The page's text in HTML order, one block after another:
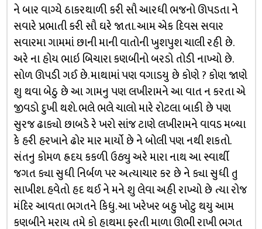
ને બાર વાગ્યે ઠાકરથાળી કરી સૌ આરધી ભજનો ઊપડતા ને
સવારે પ્રભાતી કરી સૌ ઘરે જાતા. આમ એક દિવસ સવાર
સવારમા ગામમાં છાની માની વાતોની ખુશપુશ ચાલી રહી છે.
અરે ના હોય ભાઇ બિચારા કણબીનો બરડો તોડી નાખ્યો છે.
સોળ ઊપડી ગઈ છે. માથામાં પણ વગાડયુ છે કોણે ? કોણ જાણે
શુ થવા બેઠુ છે આ ગામનુ પણ લખીરામને આ વાત ન કરતા એ
જીવડો દુખી થશે. ભલે ભલે ચાલો મારે રોટલા બાકી છે પણ
સુરજ ઢાક્યો છાબડે રે ખરો સાંજ ટાણે લખીરામને વાવડ મળ્યા
કે હરી હરખાને ઢોર માર માર્યો છે ને બોલી પણ નથી શકતો.
સંતનુ કોમળ હ્રદય કકળી ઉઠ્યુ અરે મારા નાથ આ સ્વાર્થી
જગત ક્યા સુધી નિર્બળ પર અત્યાચાર કર છે ને ક્યા સુધી તુ
સાખીશ. હવેતો હદ થઈ ને મને શુ લેવા અહી રાખ્યો છે ત્યા રોજ
મંદિર આવતા ભગતને કિધુ. આ ખરેખર બહુ ખોટુ થયુ આમ
કણબીને મરાય તમે કો હાથમા ફરતી માળા ઊભી રાખી ભગત